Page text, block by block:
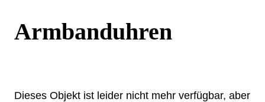
Armbanduhren
Dieses Objekt ist leider nicht mehr verfügbar, aber